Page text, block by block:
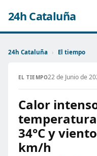
24h Cataluña
24h Cataluña › El tiempo
EL TIEMPO22 de Junio de
Calor
34°C y
km/h